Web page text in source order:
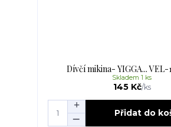
Dívčí mikina- YIGGA... VEL-
145 Kč/ks
Skladem 1 ks
Přidat do